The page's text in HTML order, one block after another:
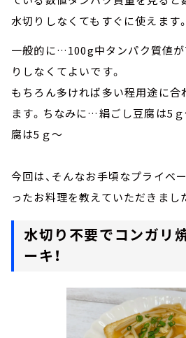
水切りしなくてもすぐに使えます。
一般的に…100g中タンパク質値
りしなくてよいです。
もちろん多ければ多い程用途に合
ます。ちなみに…絹ごし豆腐は5
腐は5ｇ～
今回は、そんなお手頃なプライベ
ったお料理を教えていただきまし
水切り不要でコンガリ
ーキ！